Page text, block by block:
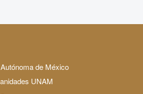
de México
UNAM